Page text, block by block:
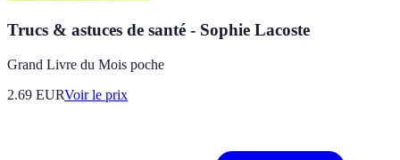
Trucs & astuces de santé - Sophie Lacoste
Grand Livre du Mois poche
2.69 EURVoir le prix